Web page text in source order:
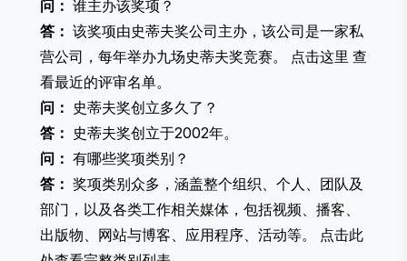
问： 谁主办该奖项？
答： 该奖项由史蒂夫奖公司主办，该公司是一家私
营公司，每年举办九场史蒂夫奖竞赛。 点击这里 查
看最近的评审名单。
问： 史蒂夫奖创立多久了？
答： 史蒂夫奖创立于2002年。
问： 有哪些奖项类别？
答： 奖项类别众多，涵盖整个组织、个人、团队及
部门，以及各类工作相关媒体，包括视频、播客、
出版物、网站与博客、应用程序、活动等。 点击此